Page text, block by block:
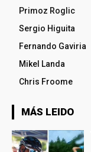
Primoz Roglic
Sergio Higuita
Fernando Gaviria
Mikel Landa
Chris Froome
MÁS LEIDO